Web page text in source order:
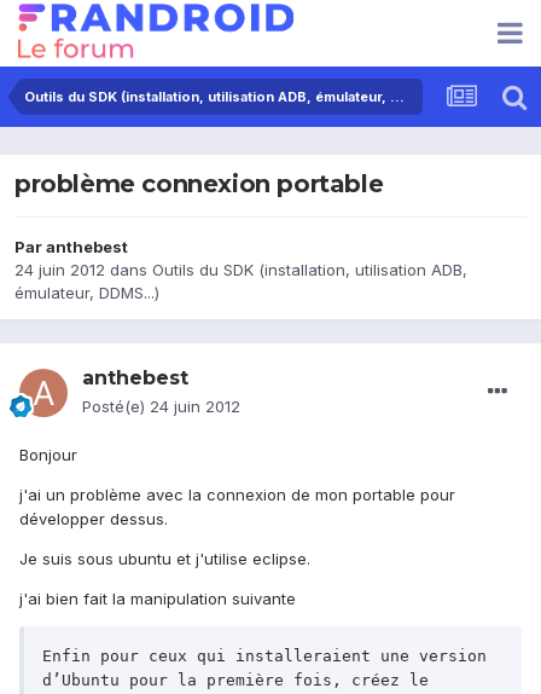
Outils du SDK (installation, utilisation ADB, émulateur, DDMS...)
problème connexion portable
Paranthebest
24 juin 2012 dans Outils du SDK (installation, utilisation ADB,
émulateur, DDMS...)
anthebest
Posté(e) 24 juin 2012
Bonjour
j'ai un problème avec la connexion de mon portable pour
développer dessus.
Je suis sous ubuntu et j'utilise eclipse.
j'ai bien fait la manipulation suivante
Enfin pour ceux qui installeraient une version
d’Ubuntu pour la première fois, créez le